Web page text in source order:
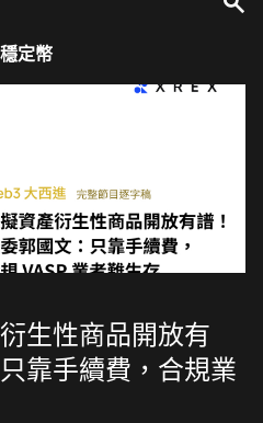
定幣
生性商品開放有
靠手續費，合規業